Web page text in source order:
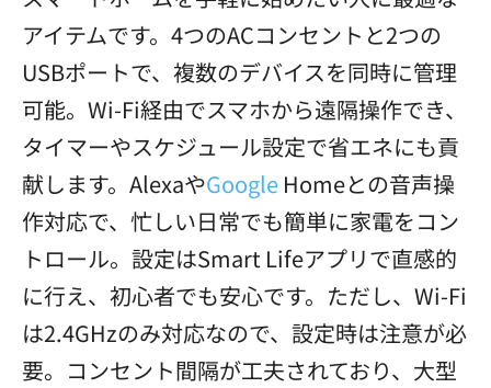
アイテムです。4つのACコンセントと2つの
USBポートで、複数のデバイスを同時に管理
可能。Wi-Fi経由でスマホから遠隔操作でき、
タイマーやスケジュール設定で省エネにも貢
献します。AlexaやGoogle Homeとの音声操
作対応で、忙しい日常でも簡単に家電をコン
トロール。設定はSmart Lifeアプリで直感的
に行え、初心者でも安心です。ただし、Wi-Fi
は2.4GHzのみ対応なので、設定時は注意が必
要。コンセント間隔が工夫されており、大型